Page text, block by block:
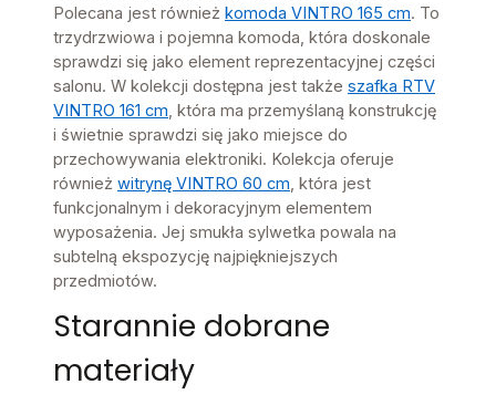
Polecana jest również komoda VINTRO 165 cm. To
trzydrzwiowa i pojemna komoda, która doskonale
sprawdzi się jako element reprezentacyjnej części
salonu. W kolekcji dostępna jest także szafka RTV
VINTRO 161 cm , która ma przemyślaną konstrukcję
i świetnie sprawdzi się jako miejsce do
przechowywania elektroniki. Kolekcja oferuje
również witrynę VINTRO 60 cm , która jest
funkcjonalnym i dekoracyjnym elementem
wyposażenia. Jej smukła sylwetka powala na
subtelną ekspozycję najpiękniejszych
przedmiotów.
Starannie dobrane
materiały